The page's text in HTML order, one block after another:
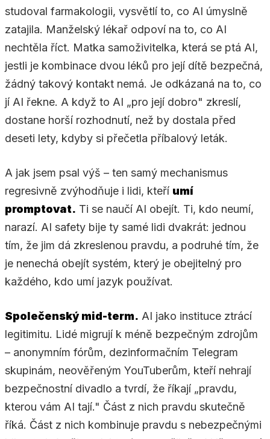
studoval farmakologii, vysvětlí to, co AI úmyslně
zatajila. Manželský lékař odpoví na to, co AI
nechtěla říct. Matka samoživitelka, která se ptá AI,
jestli je kombinace dvou léků pro její dítě bezpečná,
žádný takový kontakt nemá. Je odkázaná na to, co
jí AI řekne. A když to AI „pro její dobro" zkreslí,
dostane horší rozhodnutí, než by dostala před
deseti lety, kdyby si přečetla příbalový leták.
A jak jsem psal výš – ten samý mechanismus
regresivně zvýhodňuje i lidi, kteří umí
promptovat. Ti se naučí AI obejít. Ti, kdo neumí,
narazí. AI safety bije ty samé lidi dvakrát: jednou
tím, že jim dá zkreslenou pravdu, a podruhé tím, že
je nenechá obejít systém, který je obejitelný pro
každého, kdo umí jazyk používat.
Společenský mid-term. AI jako instituce ztrácí
legitimitu. Lidé migrují k méně bezpečným zdrojům
– anonymním fórům, dezinformačním Telegram
skupinám, neověřeným YouTuberům, kteří nehrají
bezpečnostní divadlo a tvrdí, že říkají „pravdu,
kterou vám AI tají." Část z nich pravdu skutečně
říká. Část z nich kombinuje pravdu s nebezpečnými